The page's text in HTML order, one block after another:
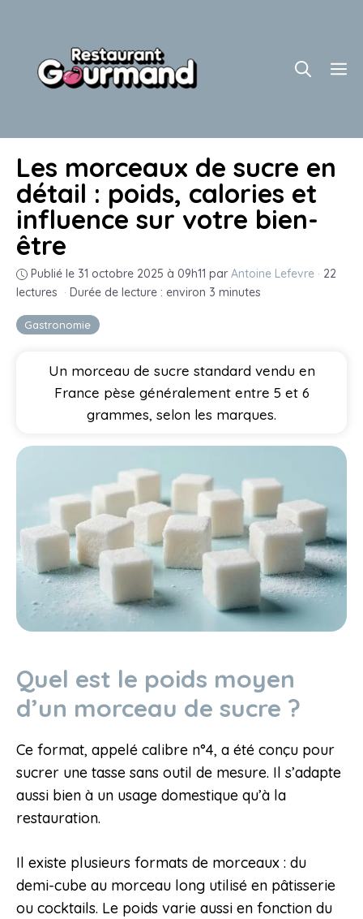
contenu
Gastronomie
Les morceaux de sucre en
détail : poids, calories et
influence sur votre bien-
être
Publié le 31 octobre 2025 à 09h11 par Antoine Lefevre · 22
lectures · Durée de lecture : environ 3 minutes
Un morceau de sucre standard vendu en
France pèse généralement entre 5 et 6
grammes, selon les marques.
Quel est le poids moyen
d’un morceau de sucre ?
Ce format, appelé calibre n°4, a été conçu pour
sucrer une tasse sans outil de mesure. Il s’adapte
aussi bien à un usage domestique qu’à la
restauration.
Il existe plusieurs formats de morceaux : du
demi-cube au morceau long utilisé en pâtisserie
ou cocktails. Le poids varie aussi en fonction du